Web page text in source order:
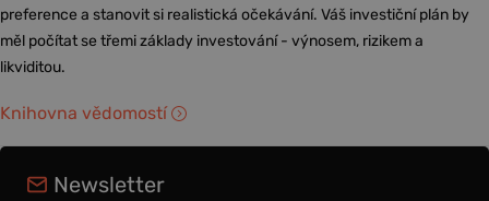
preference a stanovit si realistická očekávání. Váš investiční plán by
měl počítat se třemi základy investování - výnosem, rizikem a
likviditou.
Knihovna vědomostí
Newsletter